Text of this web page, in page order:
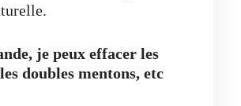
je peux effacer les
doubles mentons, etc